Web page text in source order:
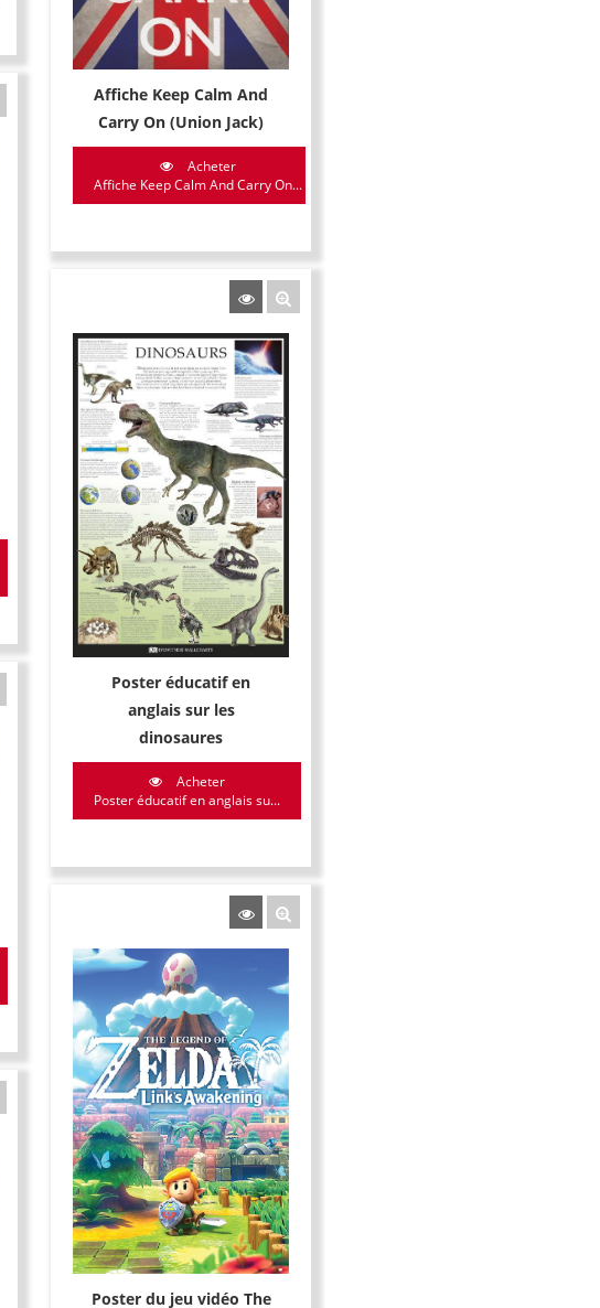
Affiche Keep Calm And
Carry On (Union Jack)
Acheter
Affiche Keep Calm And Carry On...
Poster éducatif en
anglais sur les
dinosaures
Acheter
Poster éducatif en anglais su...
Poster du jeu vidéo The